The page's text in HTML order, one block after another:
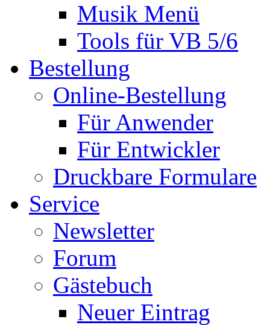
Musik Menü
Tools für VB 5/6
Bestellung
Online-Bestellung
Für Anwender
Für Entwickler
Druckbare Formulare
Service
Newsletter
Forum
Gästebuch
Neuer Eintrag